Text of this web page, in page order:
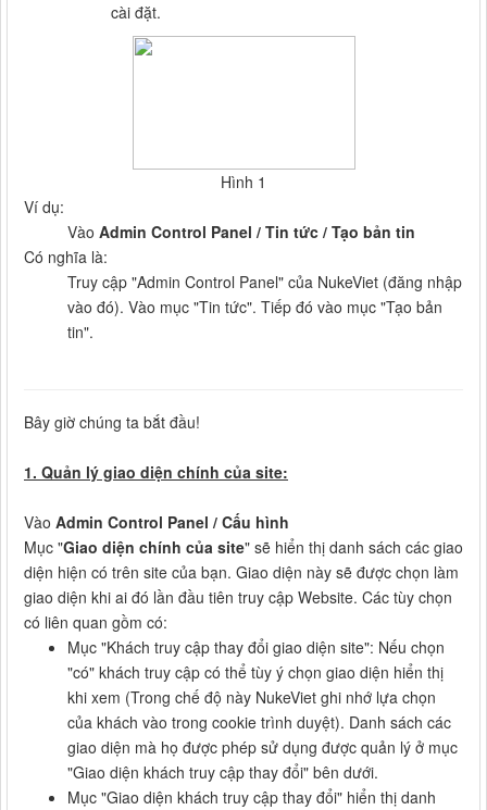
cài đặt.
Hình 1
Ví dụ:
Vào Admin Control Panel / Tin tức / Tạo bản tin
Có nghĩa là:
Truy cập "Admin Control Panel" của NukeViet (đăng nhập
vào đó). Vào mục "Tin tức". Tiếp đó vào mục "Tạo bản
tin".
Bây giờ chúng ta bắt đầu!
1. Quản lý giao diện chính của site:
Vào Admin Control Panel / Cấu hình
Mục "Giao diện chính của site" sẽ hiển thị danh sách các giao
diện hiện có trên site của bạn. Giao diện này sẽ được chọn làm
giao diện khi ai đó lần đầu tiên truy cập Website. Các tùy chọn
có liên quan gồm có:
Mục "Khách truy cập thay đổi giao diện site": Nếu chọn
"có" khách truy cập có thể tùy ý chọn giao diện hiển thị
khi xem (Trong chế độ này NukeViet ghi nhớ lựa chọn
của khách vào trong cookie trình duyệt). Danh sách các
giao diện mà họ được phép sử dụng được quản lý ở mục
"Giao diện khách truy cập thay đổi" bên dưới.
Mục "Giao diện khách truy cập thay đổi" hiển thị danh